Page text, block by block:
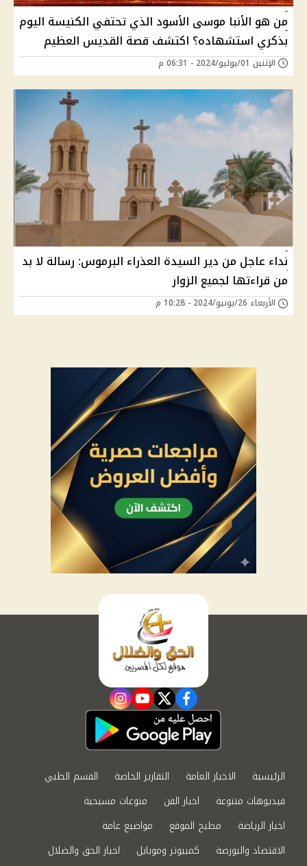
من هو الأنبا موسى الأسود الذي تحتفي الكنيسة اليوم
بذكري استشهاده؟ اكتشف قصة القديس العظيم
الإثنين 01/يوليو/2024 - 06:31 م
نداء عاجل من دير السيدة العذراء البرموس: رسالة لا بد
من قراءتها لجميع الزوار
الأربعاء 26/يونيو/2024 - 10:28 م
facebook
twitter
youtube
instagram
الرئيسية الاخبار العامة التقارير الخاصة
القسم الطبي
فيديوهات متنوعة
اخبار الفن
منوعات مسيحية
اخبار الرياضة
مطبخ الموقع
مواضيع عامة
الاقتصاد والبورصة
كمبيوتر وموبايل اخبار الحق والضلال